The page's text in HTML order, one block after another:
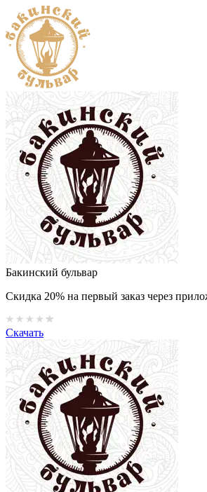
Бакинский бульвар
Скидка 20% на первый заказ через
Скачать